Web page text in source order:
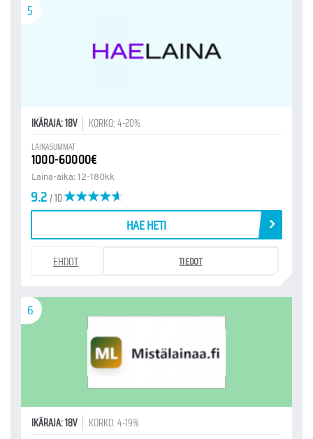
5
IKÄRAJA: 18V KORKO: 4-20%
LAINASUMMAT
1000-60000€
Laina-aika: 12-180kk
9.2/ 10
HAE HETI
EHDOT TIEDOT
6
IKÄRAJA: 18V KORKO: 4-19%